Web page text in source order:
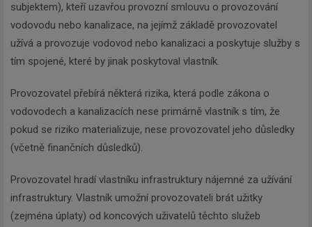
subjektem), kteří uzavřou provozní smlouvu o provozování
vodovodu nebo kanalizace, na jejímž základě provozovatel
užívá a provozuje vodovod nebo kanalizaci a poskytuje služby s
tím spojené, které by jinak poskytoval vlastník.
Provozovatel přebírá některá rizika, která podle zákona o
vodovodech a kanalizacích nese primárně vlastník s tím, že
pokud se riziko materializuje, nese provozovatel jeho důsledky
(včetně finančních důsledků).
Provozovatel hradí vlastníku infrastruktury nájemné za užívání
infrastruktury. Vlastník umožní provozovateli brát užitky
(zejména úplaty) od koncových uživatelů těchto služeb